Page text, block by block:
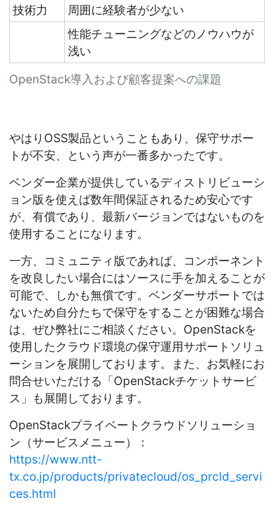
OpenStack導入および顧客提案への課題
技術力
周囲に経験者が少ない
性能チューニングなどのノウハウが
浅い
やはりOSS製品ということもあり、保守サポー
トが不安、という声が一番多かったです。
ベンダー企業が提供しているディストリビューシ
ョン版を使えば数年間保証されるため安心です
が、有償であり、最新バージョンではないものを
使用することになります。
一方、コミュニティ版であれば、コンポーネント
を改良したい場合にはソースに手を加えることが
可能で、しかも無償です。ベンダーサポートでは
ないため自分たちで保守をすることが困難な場合
は、ぜひ弊社にご相談ください。OpenStackを
使用したクラウド環境の保守運用サポートソリュ
ーションを展開しております。また、お気軽にお
問合せいただける「OpenStackチケットサービ
ス」も展開しております。
OpenStackプライベートクラウドソリューショ
ン（サービスメニュー）：
https://www.ntt-
tx.co.jp/products/privatecloud/os_prcld_servi
ces.html